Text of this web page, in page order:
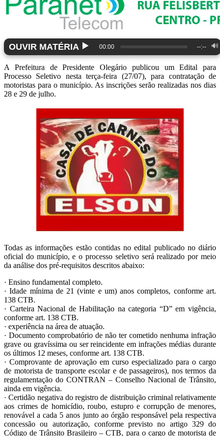
OUVIR MATÉRIA ▶️ 00:00 --:-- 🔊
A Prefeitura de Presidente Olegário publicou um Edital para
Processo Seletivo nesta terça-feira (27/07), para contratação de
motoristas para o município. As inscrições serão realizadas nos dias
28 e 29 de julho.
Todas as informações estão contidas no edital publicado no diário
oficial do município, e o processo seletivo será realizado por meio
da análise dos pré-requisitos descritos abaixo:
· Ensino fundamental completo.
· Idade mínima de 21 (vinte e um) anos completos, conforme art.
138 CTB.
· Carteira Nacional de Habilitação na categoria “D” em vigência,
conforme art. 138 CTB.
· experiência na área de atuação.
· Documento comprobatório de não ter cometido nenhuma infração
grave ou gravíssima ou ser reincidente em infrações médias durante
os últimos 12 meses, conforme art. 138 CTB.
· Comprovante de aprovação em curso especializado para o cargo
de motorista de transporte escolar e de passageiros), nos termos da
regulamentação do CONTRAN – Conselho Nacional de Trânsito,
ainda em vigência.
· Certidão negativa do registro de distribuição criminal relativamente
aos crimes de homicídio, roubo, estupro e corrupção de menores,
renovável a cada 5 anos junto ao órgão responsável pela respectiva
concessão ou autorização, conforme previsto no artigo 329 do
Código de Trânsito Brasileiro – CTB, para o cargo de motorista de